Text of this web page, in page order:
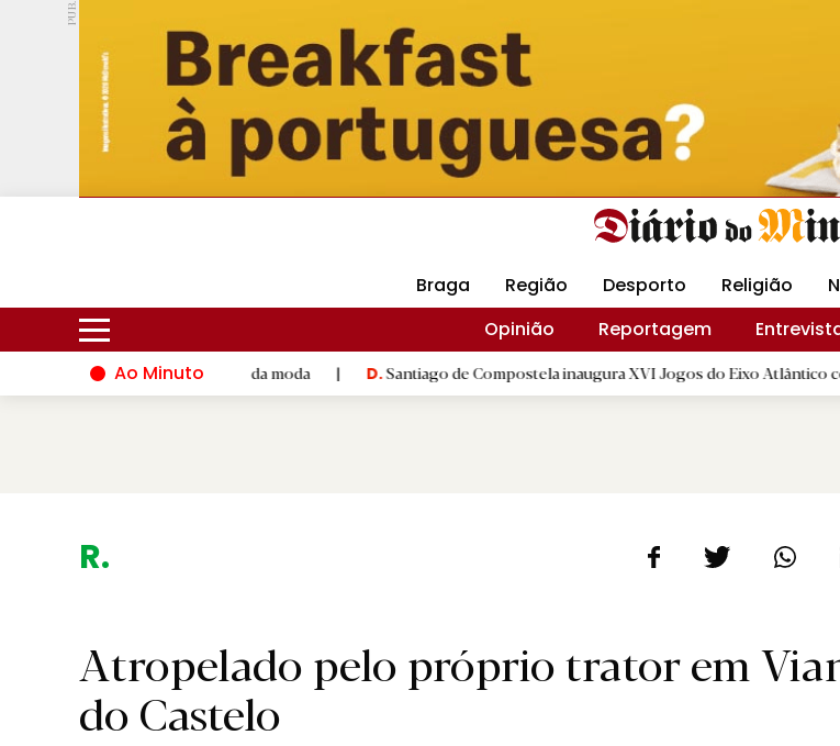
PUB.
Hoje 18ºC 29ºC DMtv Revista Minha Gráfica DM Livraria
Braga Região Desporto Religião
Opinião
Reportagem
Ao Minuto
do mundo da moda D.Santiago de Compostela inaugura XVI Jogos do Eixo Atlântico com mais de
Região.
Atropelado pelo próprio trator em
do Castelo